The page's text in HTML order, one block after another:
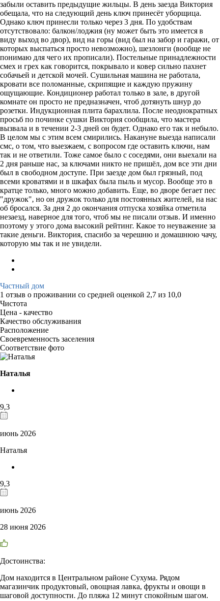
забыли оставить предыдущие жильцы. В день заезда Виктория
обещала, что на следующий день ключ принесёт уборщица.
Однако ключ принесли только через 3 дня. По удобствам
отсутствовало: балкон/лоджия (ну может быть это имеется в
виду выход во двор), вид на горы (вид был на забор и гаражи, от
которых выспаться просто невозможно), шезлонги (вообще не
понимаю для чего их прописали). Постельные принадлежности
смех и грех как говорится, покрывало и ковер сильно пахнет
собачьей и детской мочей. Сушильная машина не работала,
кровати все поломанные, скрипящие и каждую пружину
ощущающие. Кондиционер работал только в зале, в другой
комнате он просто не предназначен, чтоб дотянуть шнур до
розетки. Индукционная плита барахлила. После неоднократных
просьб по починке сушки Виктория сообщила, что мастера
вызвала и в течении 2-3 дней он будет. Однако его так и небыло.
В целом мы с этим всем смирились. Накануне выезда написали
смс, о том, что выезжаем, с вопросом где оставить ключи, нам
так и не ответили. Тоже самое было с соседями, они выехали на
2 дня раньше нас, за ключами никто не пришёл, дом все эти дни
был в свободном доступе. При заезде дом был грязный, под
всеми кроватями и в шкафах была пыль и мусор. Вообще это в
кратце только, много можно добавить. Еще, во дворе бегает пес
"дружок", но он дружок только для постоянных жителей, на нас
об бросался. За дня 2 до окончания отпуска хозяйка отметила
незаезд, наверное для того, чтоб мы не писали отзыв. И именно
поэтому у этого дома высокий рейтинг. Какое то неуважение за
такие деньги. Виктория, спасибо за черешню и домашнюю чачу,
которую мы так и не увидели.
Частный дом
1 отзыв о проживании со средней оценкой 2,7 из 10,0
Чистота
Цена - качество
Качество обслуживания
Расположение
Своевременность заселения
Соответствие фото
Наталья
9,3
июнь 2026
Наталья
9,3
июнь 2026
28 июня 2026
Достоинства:
Дом находится в Центральном районе Сухума. Рядом
магазинчик продуктовый, овощная лавка, фрукты и овощи в
шаговой доступности. До пляжа 12 минут спокойным шагом.